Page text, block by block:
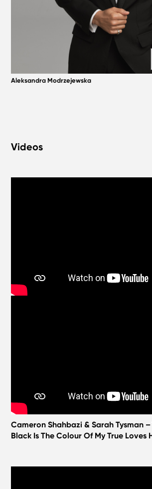
Aleksandra Modrzejewska
Videos
Cameron Shahbazi & Sarah Tysman
Black Is The Colour Of My True Loves